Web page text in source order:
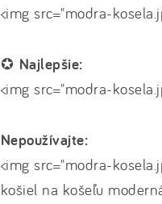
<img src="modra-
✪ Najlepšie:
<img src="modra-
Nepoužívajte:
<img src="modra-
košiel na košeľu